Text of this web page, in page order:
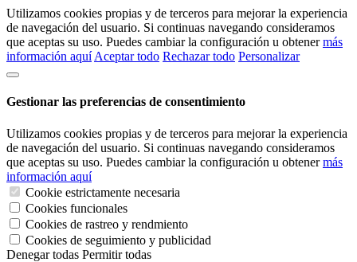
Utilizamos cookies propias y de terceros para mejorar la experiencia
de navegación del usuario. Si continuas navegando consideramos
que aceptas su uso. Puedes cambiar la configuración u obtenermás
información aquí Aceptar todo Rechazar todo Personalizar
Gestionar las preferencias de consentimiento
Utilizamos cookies propias y de terceros para mejorar la experiencia
de navegación del usuario. Si continuas navegando consideramos
que aceptas su uso. Puedes cambiar la configuración u obtenermás
información aquí
Cookie estrictamente necesaria
Cookies funcionales
Cookies de rastreo y rendmiento
Cookies de seguimiento y publicidad
Denegar todas Permitir todas